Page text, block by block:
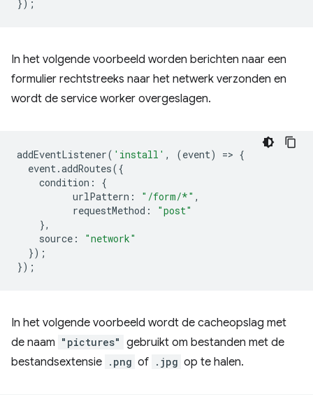
});
In het volgende voorbeeld worden berichten naar een
formulier rechtstreeks naar het netwerk verzonden en
wordt de service worker overgeslagen.
addEventListener( 'install' , (event) => {
event.addRoutes({
condition :
{
urlPattern : "/form/*" ,
requestMethod :
"post"
},
source :
"network"
});
});
In het volgende voorbeeld wordt de cacheopslag met
de naam "pictures" gebruikt om bestanden met de
bestandsextensie .png of .jpg op te halen.